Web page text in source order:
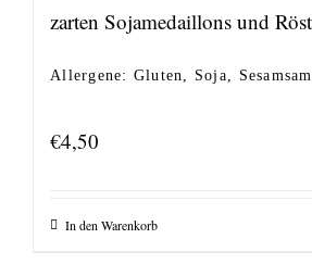
zarten Sojamedaillons und
Allergene: Gluten, Soja,
€4,50
In den Warenkorb